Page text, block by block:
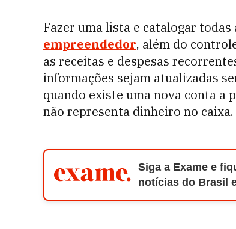
Fazer uma lista e catalogar
empreendedor, além do
as receitas e despesas
informações sejam atualizadas
quando existe uma nova conta a
não representa dinheiro no caixa.
Siga a Exame e
notícias do Brasil